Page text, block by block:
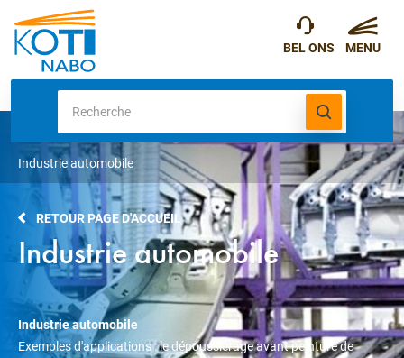
Industrie automobile
RETOUR PAGE D'ACCUEIL
Industrie automobile
Industrie automobile
Exemples d'applications : le dépoussiérage avant peinture de